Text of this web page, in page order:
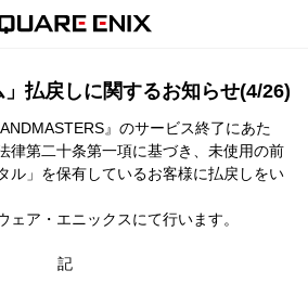
」払戻しに関するお知らせ(4/26)
』のサービス終了にあた
律第二十条第一項に基づき、未使用の前
ル」を保有しているお客様に払戻しをい
ェア・エニックスにて行います。
記